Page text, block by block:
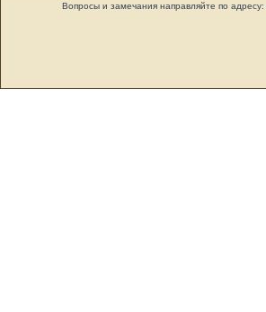
Вопросы и замечания направляйте по адресу: